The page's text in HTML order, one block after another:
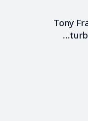
Tony